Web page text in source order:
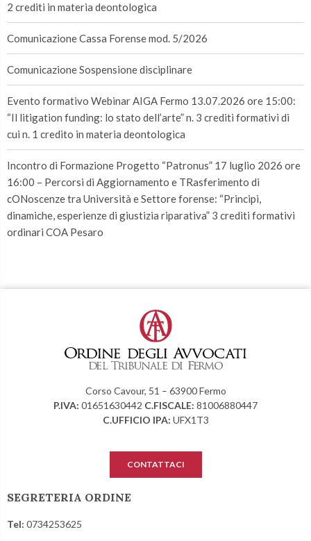
2 crediti in materia deontologica
Comunicazione Cassa Forense mod. 5/2026
Comunicazione Sospensione disciplinare
Evento formativo Webinar AIGA Fermo 13.07.2026 ore 15:00:
“Il litigation funding: lo stato dell’arte” n. 3 crediti formativi di
cui n. 1 credito in materia deontologica
Incontro di Formazione Progetto “Patronus” 17 luglio 2026 ore
16:00 – Percorsi di Aggiornamento e TRasferimento di
cONoscenze tra Università e Settore forense: “Principi,
dinamiche, esperienze di giustizia riparativa” 3 crediti formativi
ordinari COA Pesaro
Corso Cavour, 51 – 63900 Fermo
P.IVA: 01651630442 C.FISCALE: 81006880447
C.UFFICIO IPA: UFX1T3
CONTATTACI
SEGRETERIA ORDINE
Tel: 0734253625